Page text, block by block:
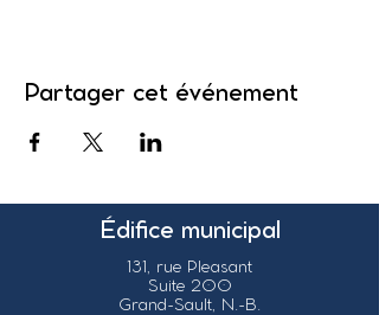
Partager cet événement
Édifice municipal
131, rue Pleasant
Suite 200
Grand-Sault, N.-B.